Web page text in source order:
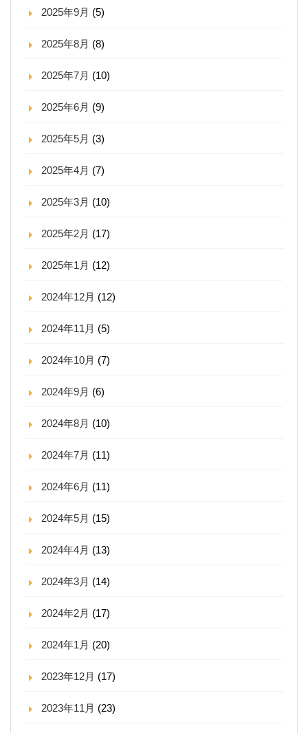
2025年9月 (5)
2025年8月 (8)
2025年7月 (10)
2025年6月 (9)
2025年5月 (3)
2025年4月 (7)
2025年3月 (10)
2025年2月 (17)
2025年1月 (12)
2024年12月 (12)
2024年11月 (5)
2024年10月 (7)
2024年9月 (6)
2024年8月 (10)
2024年7月 (11)
2024年6月 (11)
2024年5月 (15)
2024年4月 (13)
2024年3月 (14)
2024年2月 (17)
2024年1月 (20)
2023年12月 (17)
2023年11月 (23)